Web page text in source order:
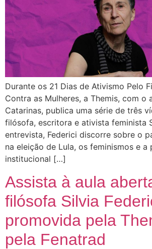
Durante os 21 Dias de Ativismo Pelo
Contra as Mulheres, a Themis, com o
Catarinas, publica uma série de três
filósofa, escritora e ativista feminista
entrevista, Federici discorre sobre o
na eleição de Lula, os feminismos e a
institucional […]
Assista à aula
filósofa Silvia
promovida pela
pela Fenatrad